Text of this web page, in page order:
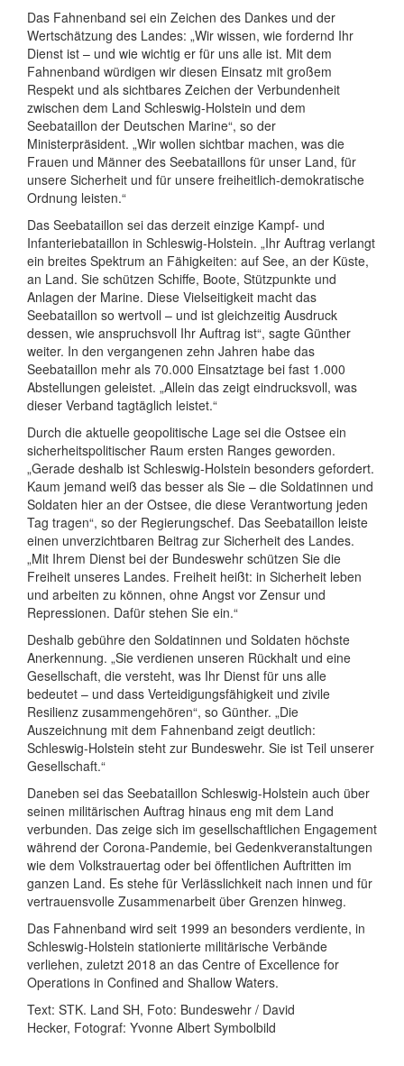
Das Fahnenband sei ein Zeichen des Dankes und der
Wertschätzung des Landes: „Wir wissen, wie fordernd Ihr
Dienst ist – und wie wichtig er für uns alle ist. Mit dem
Fahnenband würdigen wir diesen Einsatz mit großem
Respekt und als sichtbares Zeichen der Verbundenheit
zwischen dem Land Schleswig-Holstein und dem
Seebataillon der Deutschen Marine“, so der
Ministerpräsident. „Wir wollen sichtbar machen, was die
Frauen und Männer des Seebataillons für unser Land, für
unsere Sicherheit und für unsere freiheitlich-demokratische
Ordnung leisten.“
Das Seebataillon sei das derzeit einzige Kampf- und
Infanteriebataillon in Schleswig-Holstein. „Ihr Auftrag verlangt
ein breites Spektrum an Fähigkeiten: auf See, an der Küste,
an Land. Sie schützen Schiffe, Boote, Stützpunkte und
Anlagen der Marine. Diese Vielseitigkeit macht das
Seebataillon so wertvoll – und ist gleichzeitig Ausdruck
dessen, wie anspruchsvoll Ihr Auftrag ist“, sagte Günther
weiter. In den vergangenen zehn Jahren habe das
Seebataillon mehr als 70.000 Einsatztage bei fast 1.000
Abstellungen geleistet. „Allein das zeigt eindrucksvoll, was
dieser Verband tagtäglich leistet.“
Durch die aktuelle geopolitische Lage sei die Ostsee ein
sicherheitspolitischer Raum ersten Ranges geworden.
„Gerade deshalb ist Schleswig-Holstein besonders gefordert.
Kaum jemand weiß das besser als Sie – die Soldatinnen und
Soldaten hier an der Ostsee, die diese Verantwortung jeden
Tag tragen“, so der Regierungschef. Das Seebataillon leiste
einen unverzichtbaren Beitrag zur Sicherheit des Landes.
„Mit Ihrem Dienst bei der Bundeswehr schützen Sie die
Freiheit unseres Landes. Freiheit heißt: in Sicherheit leben
und arbeiten zu können, ohne Angst vor Zensur und
Repressionen. Dafür stehen Sie ein.“
Deshalb gebühre den Soldatinnen und Soldaten höchste
Anerkennung. „Sie verdienen unseren Rückhalt und eine
Gesellschaft, die versteht, was Ihr Dienst für uns alle
bedeutet – und dass Verteidigungsfähigkeit und zivile
Resilienz zusammengehören“, so Günther. „Die
Auszeichnung mit dem Fahnenband zeigt deutlich:
Schleswig-Holstein steht zur Bundeswehr. Sie ist Teil unserer
Gesellschaft.“
Daneben sei das Seebataillon Schleswig-Holstein auch über
seinen militärischen Auftrag hinaus eng mit dem Land
verbunden. Das zeige sich im gesellschaftlichen Engagement
während der Corona-Pandemie, bei Gedenkveranstaltungen
wie dem Volkstrauertag oder bei öffentlichen Auftritten im
ganzen Land. Es stehe für Verlässlichkeit nach innen und für
vertrauensvolle Zusammenarbeit über Grenzen hinweg.
Das Fahnenband wird seit 1999 an besonders verdiente, in
Schleswig-Holstein stationierte militärische Verbände
verliehen, zuletzt 2018 an das Centre of Excellence for
Operations in Confined and Shallow Waters.
Text: STK. Land SH, Foto: Bundeswehr / David
Hecker, Fotograf: Yvonne Albert Symbolbild